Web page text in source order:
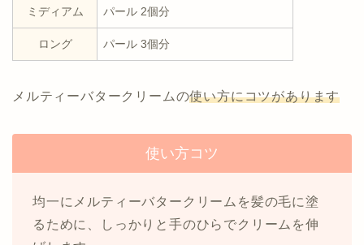
ミディアム パール 2個分
ロング パール 3個分
メルティーバタークリームの使い方にコツがあります
使い方コツ
均一にメルティーバタークリームを髪の毛に塗
るために、しっかりと手のひらでクリームを伸